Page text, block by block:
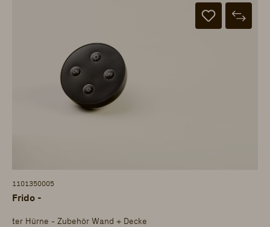
1101350005
Frido -
ter Hürne - Zubehör Wand + Decke